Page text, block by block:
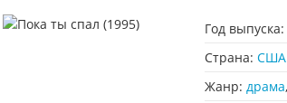
Год выпуска:
Страна: США
Жанр: драма,